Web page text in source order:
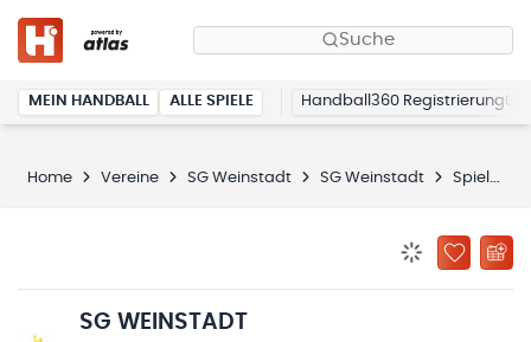
Suche
MEIN HANDBALL ALLE SPIELE Handball360 Registrierung
Home Vereine SG Weinstadt SG Weinstadt Spielplan
ZU
SG WEINSTADT